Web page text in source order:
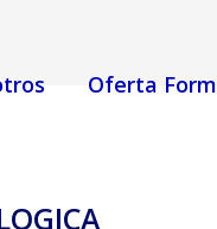
Oferta